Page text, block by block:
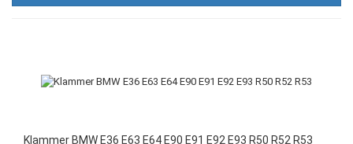
Klammer BMW E36 E63 E64 E90 E91 E92 E93 R50 R52 R53